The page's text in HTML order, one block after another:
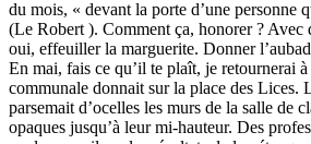
du mois, « devant la porte d’une personne
(Le Robert ). Comment ça, honorer ? Avec
oui, effeuiller la marguerite. Donner
En mai, fais ce qu’il te plaît, je retournerai
communale donnait sur la place des Lices.
parsemait d’ocelles les murs de la salle de
opaques jusqu’à leur mi-hauteur. Des